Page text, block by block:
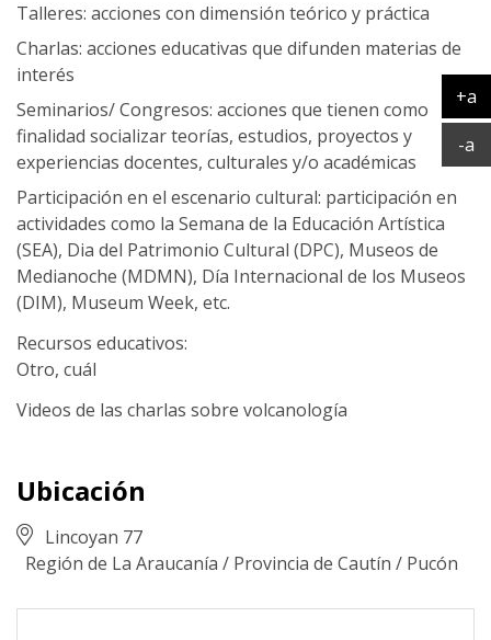
Talleres: acciones con dimensión teórico y práctica
Charlas: acciones educativas que difunden materias de
interés
Seminarios/ Congresos: acciones que tienen como
finalidad socializar teorías, estudios, proyectos y
experiencias docentes, culturales y/o académicas
Participación en el escenario cultural: participación en
actividades como la Semana de la Educación Artística
(SEA), Dia del Patrimonio Cultural (DPC), Museos de
Medianoche (MDMN), Día Internacional de los Museos
(DIM), Museum Week, etc.
Recursos educativos:
Otro, cuál
Videos de las charlas sobre volcanología
Ubicación
Lincoyan 77
Región de La Araucanía / Provincia de Cautín / Pucón
+a
-a